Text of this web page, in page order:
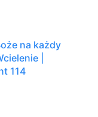
na każdy
|
114